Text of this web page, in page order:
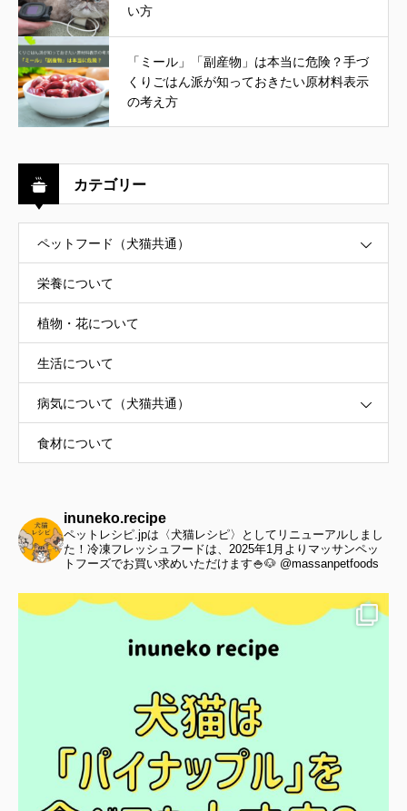
い方
「ミール」「副産物」は本当に危険？手づ
くりごはん派が知っておきたい原材料表示
の考え方
カテゴリー
ペットフード（犬猫共通）
栄養について
植物・花について
生活について
病気について（犬猫共通）
食材について
inuneko.recipe
ペットレシピ.jpは〈犬猫レシピ〉としてリニューアルしまし
た！冷凍フレッシュフードは、2025年1月よりマッサンペッ
トフーズでお買い求めいただけます🍚🐶 @massanpetfoods